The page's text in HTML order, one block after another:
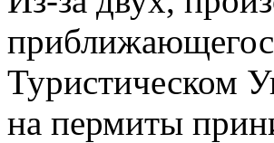
Туристическом
на пермиты